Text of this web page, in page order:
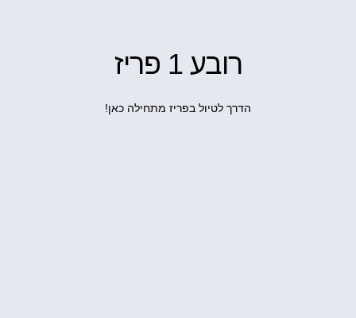
רובע 1 פריז
הדרך לטיול בפריז מתחילה כאן!